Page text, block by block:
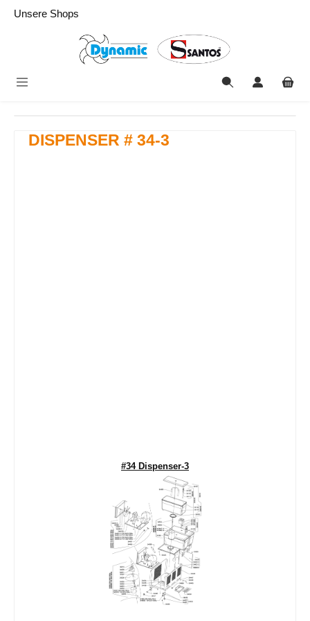
springen
Unsere Shops
DISPENSER # 34-3
#34 Dispenser-3